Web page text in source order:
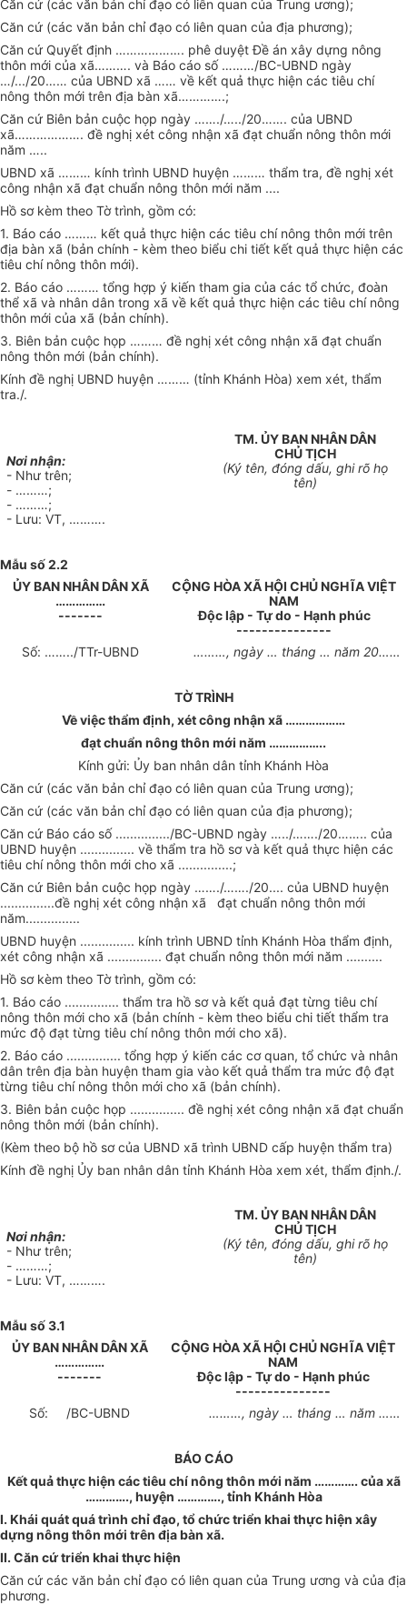
Căn cứ (các văn bản chỉ đạo có liên quan của Trung ương);
Căn cứ (các văn bản chỉ đạo có liên quan của địa phương);
Căn cứ Quyết định ………………. phê duyệt Đề án xây dựng nông
thôn mới của xã………. và Báo cáo số ………/BC-UBND ngày
…/.../20…… của UBND xã …… về kết quả thực hiện các tiêu chí
nông thôn mới trên địa bàn xã………….;
Căn cứ Biên bản cuộc họp ngày ……./…../20……. của UBND
xã………………. đề nghị xét công nhận xã đạt chuẩn nông thôn mới
năm …..
UBND xã ……… kính trình UBND huyện ……… thẩm tra, đề nghị xét
công nhận xã đạt chuẩn nông thôn mới năm ....
Hồ sơ kèm theo Tờ trình, gồm có:
1. Báo cáo ……… kết quả thực hiện các tiêu chí nông thôn mới trên
địa bàn xã (bản chính - kèm theo biểu chi tiết kết quả thực hiện các
tiêu chí nông thôn mới).
2. Báo cáo ……… tổng hợp ý kiến tham gia của các tổ chức, đoàn
thể xã và nhân dân trong xã về kết quả thực hiện các tiêu chí nông
thôn mới của xã (bản chính).
3. Biên bản cuộc họp ……… đề nghị xét công nhận xã đạt chuẩn
nông thôn mới (bản chính).
Kính đề nghị UBND huyện ……… (tỉnh Khánh Hòa) xem xét, thẩm
tra./.
Nơi nhận:
- Như trên;
- ………;
- ………;
- Lưu: VT, ……….
TM. ỦYBAN NHÂN DÂN
CHỦ TỊCH
(Ký tên, đóng dấu, ghi rõ họ
tên)
Mẫu số 2.2
ỦY BAN NHÂN DÂN XÃ
……………
-------
CỘNG HÒA XÃ HỘI CHỦ NGHĨA VIỆT
NAM
Độc lập - Tự do - Hạnh phúc
---------------
Số: ……../TTr-UBND ………, ngày … tháng … năm 20……
TỜ TRÌNH
Về việc thẩm định, xét công nhận xã ………………
đạt chuẩn nông thôn mới năm ……………..
Kính gửi: Ủy ban nhân dân tỉnh Khánh Hòa
Căn cứ (các văn bản chỉ đạo có liên quan của Trung ương);
Căn cứ (các văn bản chỉ đạo có liên quan của địa phương);
Căn cứ Báo cáo số .............../BC-UBND ngày …../……./20…….. của
UBND huyện ............... về thẩm tra hồ sơ và kết quả thực hiện các
tiêu chí nông thôn mới cho xã ...............;
Căn cứ Biên bản cuộc họp ngày ……./……./20.... của UBND huyện
...............đề nghị xét công nhận xã đạt chuẩn nông thôn mới
năm...............
UBND huyện ............... kính trình UBND tỉnh Khánh Hòa thẩm định,
xét công nhận xã ............... đạt chuẩn nông thôn mới năm ..........
Hồ sơ kèm theo Tờ trình, gồm có:
1. Báo cáo ............... thẩm tra hồ sơ và kết quả đạt từng tiêu chí
nông thôn mới cho xã (bản chính - kèm theo biểu chi tiết thẩm tra
mức độ đạt từng tiêu chí nông thôn mới cho xã).
2. Báo cáo ............... tổng hợp ý kiến các cơ quan, tổ chức và nhân
dân trên địa bàn huyện tham gia vào kết quả thẩm tra mức độ đạt
từng tiêu chí nông thôn mới cho xã (bản chính).
3. Biên bản cuộc họp ............... đề nghị xét công nhận xã đạt chuẩn
nông thôn mới (bản chính).
(Kèm theo bộ hồ sơ của UBND xã trình UBND cấp huyện thẩm tra)
Kính đề nghị Ủy ban nhân dân tỉnh Khánh Hòa xem xét, thẩm định./.
Nơi nhận:
- Như trên;
- ………;
- Lưu: VT, ……….
TM. ỦYBAN NHÂN DÂN
CHỦ TỊCH
(Ký tên, đóng dấu, ghi rõ họ
tên)
Mẫu số 3.1
ỦY BAN NHÂN DÂN XÃ
……………
-------
CỘNG HÒA XÃ HỘI CHỦ NGHĨA VIỆT
NAM
Độc lập - Tự do - Hạnh phúc
---------------
Số:
/BC-UBND ………, ngày … tháng … năm ……
BÁO CÁO
Kết quả thực hiện các tiêu chí nông thôn mới năm …………. của xã
…………., huyện …………., tỉnh Khánh Hòa
I. Khái quát quá trình chỉ đạo, tổ chức triển khai thực hiện xây
dựng nông thôn mới trên địa bàn xã.
II. Căn cứ triển khai thực hiện
Căn cứ các văn bản chỉ đạo có liên quan của Trung ương và của địa
phương.